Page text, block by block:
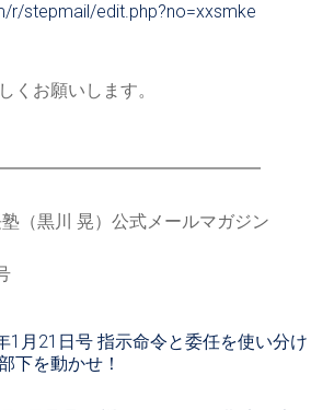
r/stepmail/edit.php?no=xxsmke
くお願いします。
（黒川 晃）公式メールマガジン
1月21日号 指示命令と委任を使い分け
下を動かせ！